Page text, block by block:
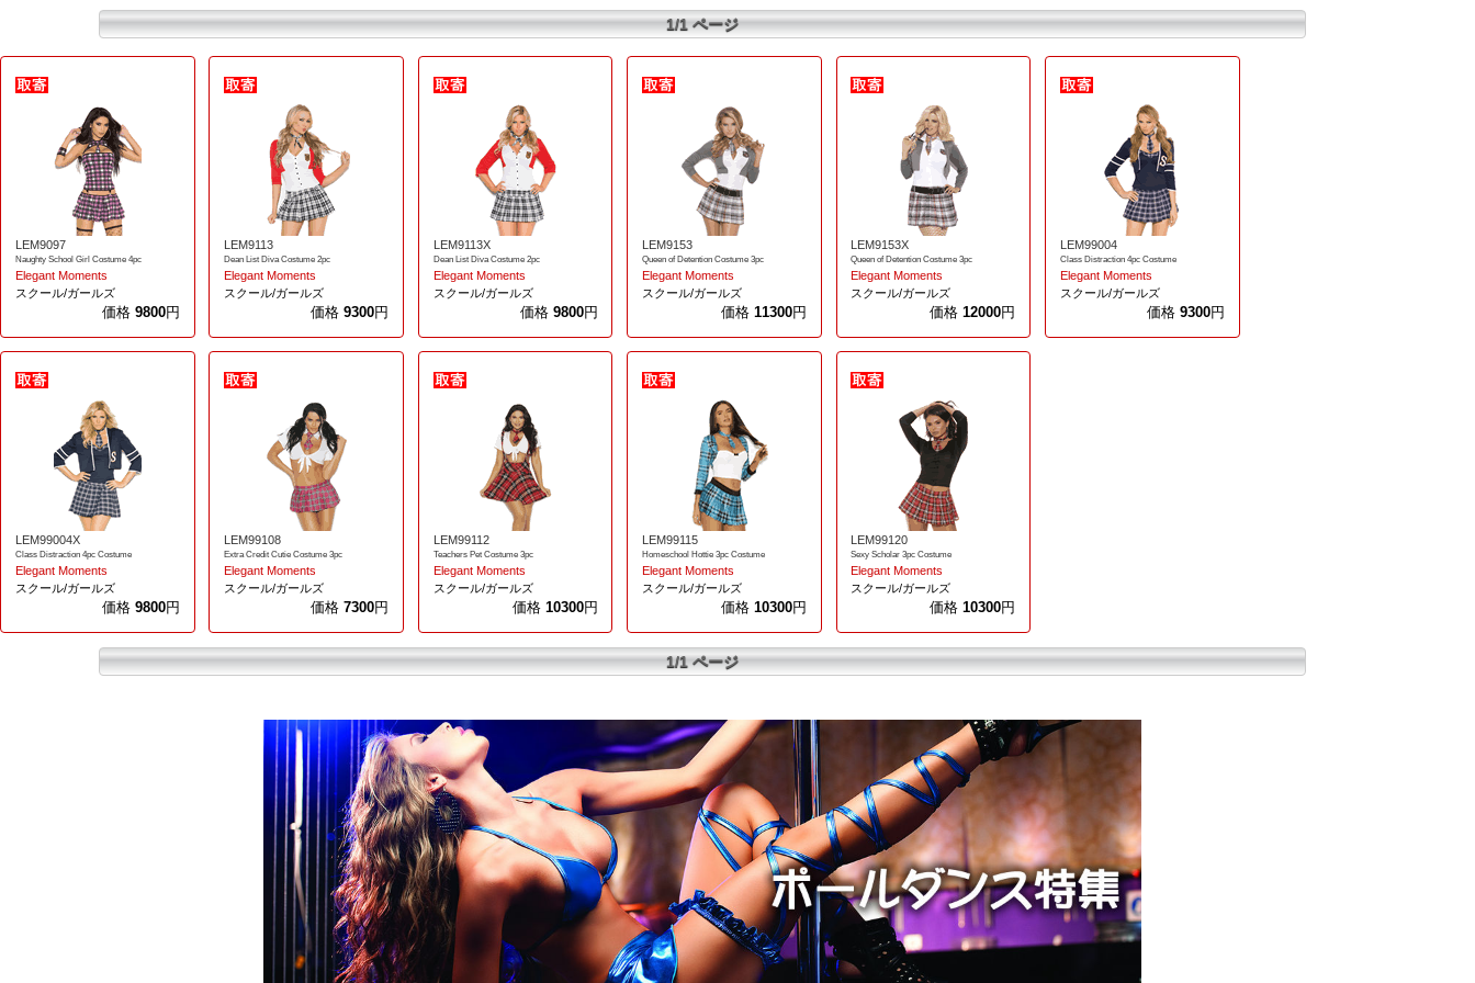
1/1 ページ
LEM9097
Naughty School Girl Costume 4pc
Elegant Moments
スクール/ガールズ
価格 9800円
LEM9113
Dean List Diva Costume 2pc
Elegant Moments
スクール/ガールズ
価格9300円
LEM9113X
Dean List Diva Costume 2pc
Elegant Moments
スクール/ガールズ
価格 9800円
LEM9153
Queen of Detention Costume 3pc
Elegant Moments
スクール/ガールズ
価格 11300円
LEM9153X
Queen of Detention Costume 3pc
Elegant Moments
スクール/ガールズ
価格12000円
LEM99004
Class Distraction 4pc Costume
Elegant Moments
スクール/ガールズ
価格 9300円
LEM99004X
Class Distraction 4pc Costume
Elegant Moments
スクール/ガールズ
価格 9800円
LEM99108
Extra Credit Cutie Costume 3pc
Elegant Moments
スクール/ガールズ
価格7300円
LEM99112
Teachers Pet Costume 3pc
Elegant Moments
スクール/ガールズ
価格 10300円
LEM99115
Homeschool Hottie 3pc Costume
Elegant Moments
スクール/ガールズ
価格 10300円
LEM99120
Sexy Scholar 3pc Costume
Elegant Moments
スクール/ガールズ
価格10300円
1/1 ページ